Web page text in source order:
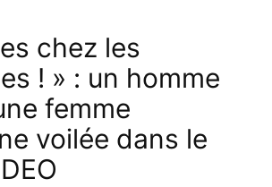
chez les
! » : un homme
femme
voilée dans le